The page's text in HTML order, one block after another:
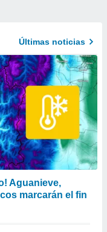
Últimas noticias
Aguanieve,
marcarán el fin